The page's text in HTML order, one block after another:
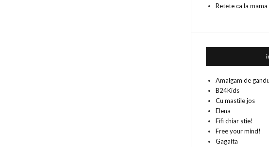
Retete ca la mama
Amalgam de
B24Kids
Cu mastile jos
Elena
Fifi chiar stie!
Free your mind!
Gagaita